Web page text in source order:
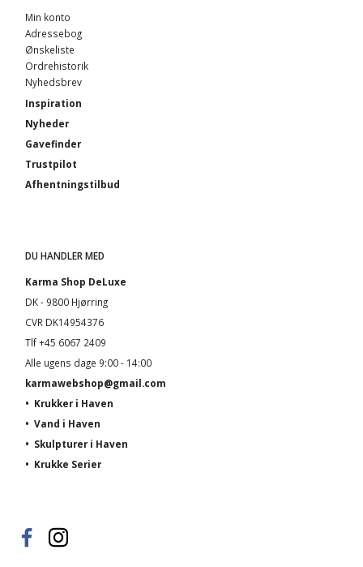
Min konto
Adressebog
Ønskeliste
Ordrehistorik
Nyhedsbrev
Inspiration
Nyheder
Gavefinder
Trustpilot
Afhentningstilbud
DU HANDLER MED
Karma Shop DeLuxe
DK - 9800 Hjørring
CVR DK14954376
Tlf +45 6067 2409
Alle ugens dage 9:00 - 14:00
karmawebshop@gmail.com
• Krukker i Haven
• Vand i Haven
• Skulpturer i Haven
• Krukke Serier